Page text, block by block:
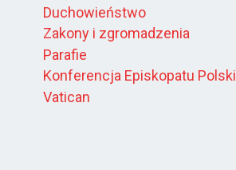
Duchowieństwo
Zakony i zgromadzenia
Parafie
Konferencja Episkopatu Polski
Vatican